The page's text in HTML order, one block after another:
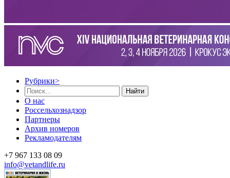
Рубрики>
Найти
О нас
Россельхознадзор
Партнеры
Архив номеров
Рекламодателям
+7 967 133 08 09
info@vetandlife.ru